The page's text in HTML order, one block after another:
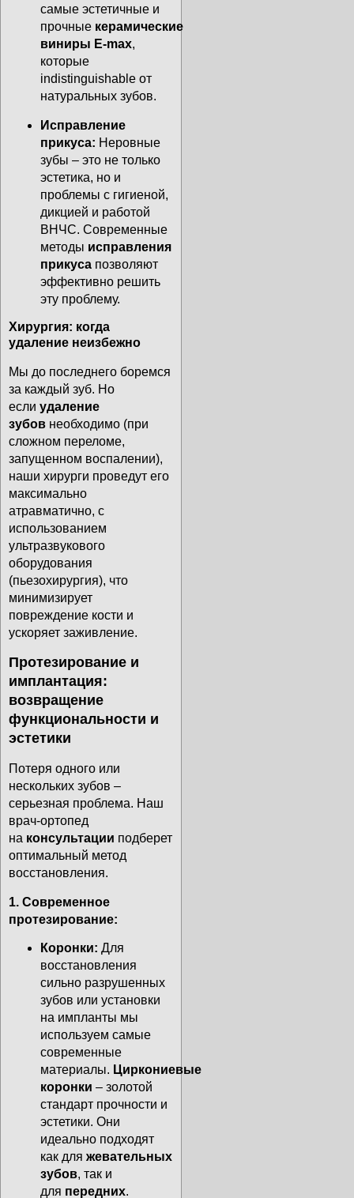
самые эстетичные и
прочные керамические
виниры E-max,
которые
indistinguishable от
натуральных зубов.
Исправление
прикуса: Неровные
зубы – это не только
эстетика, но и
проблемы с гигиеной,
дикцией и работой
ВНЧС. Современные
методы исправления
прикуса позволяют
эффективно решить
эту проблему.
Хирургия: когда
удаление неизбежно
Мы до последнего боремся
за каждый зуб. Но
если удаление
зубов необходимо (при
сложном переломе,
запущенном воспалении),
наши хирурги проведут его
максимально
атравматично, с
использованием
ультразвукового
оборудования
(пьезохирургия), что
минимизирует
повреждение кости и
ускоряет заживление.
Протезирование и
имплантация:
возвращение
функциональности и
эстетики
Потеря одного или
нескольких зубов –
серьезная проблема. Наш
врач-ортопед
на консультации подберет
оптимальный метод
восстановления.
1. Современное
протезирование:
Коронки: Для
восстановления
сильно разрушенных
зубов или установки
на импланты мы
используем самые
современные
материалы. Циркониевые
коронки – золотой
стандарт прочности и
эстетики. Они
идеально подходят
как для жевательных
зубов, так и
для передних.